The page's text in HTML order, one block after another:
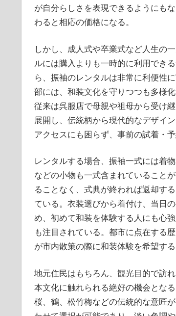
が自分らしさを表現できるようにも
わると相応の価格になる。
しかし、成人式や卒業式など人生の
ルには購入よりも一時的に利用でき
ら、振袖のレンタルは非常に利便性
部には、和装文化を守りつつも多様
従来は呉服店で母親や祖母から受け
展開し、伝統柄から現代的なデザイ
アクセスにも困らず、事前の試着・
レンタルする場合、振袖一式には着
などの小物も一式含まれていること
ることなく、式典が終われば返却す
ている。衣装選びから着付け、当日
め、初めて和装を体験する人にも心
も注目されている。都市に点在する
が市内散策の際に和装体験を希望す
地元住民はもちろん、観光目的で訪
本文化に触れられる絶好の機会とな
桜、鶴、松竹梅などの伝統的な意匠